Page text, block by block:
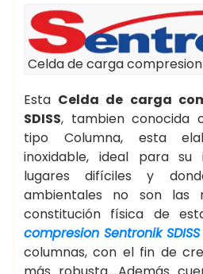
Celda de carga compresion
Esta Celda de carga
SDISS, tambien conocida
tipo Columna, esta
inoxidable, ideal para su
lugares difíciles y
ambientales no son las
constitución física de
compresion Sentronik SDISS
columnas, con el fin de